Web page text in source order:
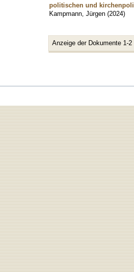
politischen und
Kampmann, Jürgen (2024)
Anzeige der Dokumente 1-2